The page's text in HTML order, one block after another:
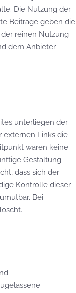
Die Nutzung der
Beiträge geben die
reinen Nutzung
dem Anbieter
unterliegen der
externen Links die
waren keine
Gestaltung
dass sich der
Kontrolle dieser
Bei